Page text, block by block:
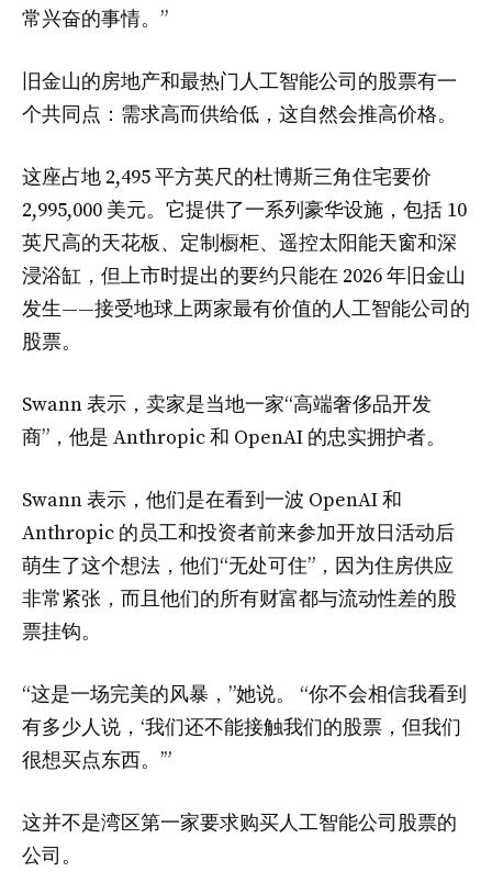
常兴奋的事情。”
旧金山的房地产和最热门人工智能公司的股票有一
个共同点：需求高而供给低，这自然会推高价格。
这座占地 2,495 平方英尺的杜博斯三角住宅要价
2,995,000 美元。它提供了一系列豪华设施，包括 10
英尺高的天花板、定制橱柜、遥控太阳能天窗和深
浸浴缸，但上市时提出的要约只能在 2026 年旧金山
发生——接受地球上两家最有价值的人工智能公司的
股票。
Swann 表示，卖家是当地一家“高端奢侈品开发
商”，他是 Anthropic 和 OpenAI 的忠实拥护者。
Swann 表示，他们是在看到一波 OpenAI 和
Anthropic 的员工和投资者前来参加开放日活动后
萌生了这个想法，他们“无处可住”，因为住房供应
非常紧张，而且他们的所有财富都与流动性差的股
票挂钩。
“这是一场完美的风暴，”她说。 “你不会相信我看到
有多少人说，‘我们还不能接触我们的股票，但我们
很想买点东西。’”
这并不是湾区第一家要求购买人工智能公司股票的
公司。